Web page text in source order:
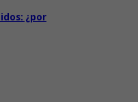
¿por